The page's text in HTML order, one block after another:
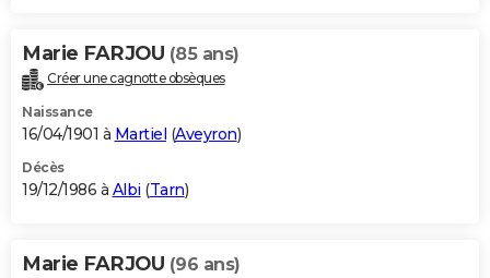
Marie FARJOU (85 ans)
Créer une cagnotte obsèques
Naissance
16/04/1901 à Martiel (Aveyron)
Décès
19/12/1986 à Albi (Tarn)
Marie FARJOU (96 ans)